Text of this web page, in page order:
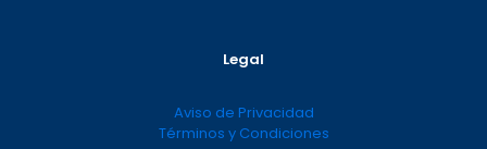
Legal
Aviso de Privacidad
Términos y Condiciones